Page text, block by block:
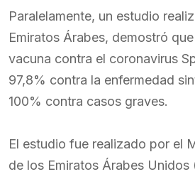
Paralelamente, un estudio
Emiratos Árabes, demostró
vacuna contra el coronavirus
97,8% contra la enfermedad
100% contra casos graves.
El estudio fue realizado por el
de los Emiratos Árabes